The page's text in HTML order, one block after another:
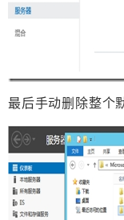
最后手动删除整个